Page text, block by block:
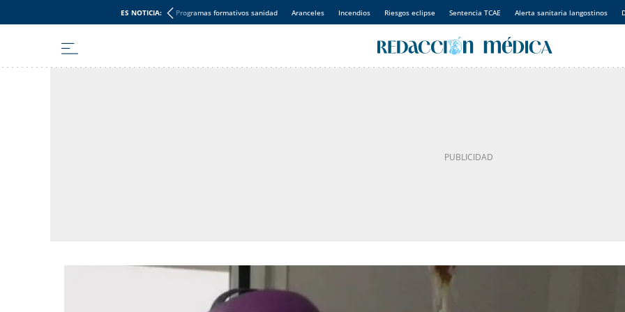
ES NOTICIA: Programas formativos sanidad Aranceles Incendios Riesgos eclipse Sentencia TCAE Alerta sanitaria langostinos